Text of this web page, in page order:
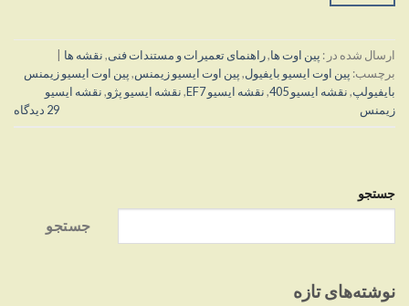
جستجو
جستجو
نوشته‌های تازه
ارسال شده در : پین اوت ها,راهنمای تعمیرات و مستندات فنی,نقشه ها
برچسب: پین اوت ایسیو بایفیول,پین اوت ایسیو زیمنس,پین اوت ایسیو زیمنس
بایفیولپ,نقشه ایسیو 405 ,نقشه ایسیو EF7 ,نقشه ایسیو پژو,نقشه ایسیو
زیمنس
29 دیدگاه